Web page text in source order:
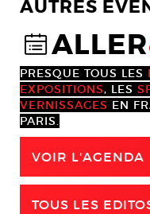
AUTRES
@ALLER
PRESQUE TOUS LES
EXPOSITIONS, LES
VERNISSAGES EN
PARIS.
VOIR L'AGENDA
TOUS LES